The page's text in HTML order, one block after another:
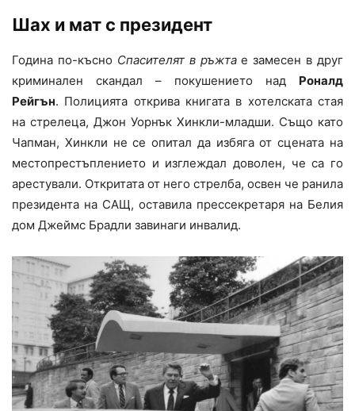
Шах и мат с президент
Година по-късно Спасителят в ръжтае замесен в друг
криминален скандал – покушението над Роналд
Рейгън. Полицията открива книгата в хотелската стая
на стрелеца, Джон Уорнък Хинкли-младши. Също като
Чапман, Хинкли не се опитал да избяга от сцената на
местопрестъплението и изглеждал доволен, че са го
арестували. Откритата от него стрелба, освен че ранила
президента на САЩ, оставила прессекретаря на Белия
дом Джеймс Брадли завинаги инвалид.